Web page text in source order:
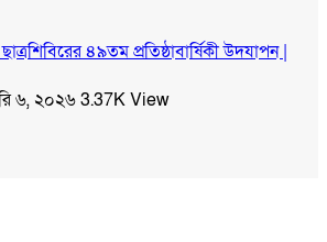
৪৯তম প্রতিষ্ঠাবার্ষিকী উদযাপন |
৬, ২০২৬3.37K View